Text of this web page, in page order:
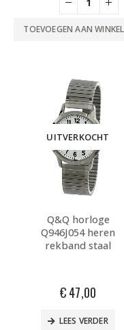
TOEVOEGEN AAN
UITVERKOCHT
Q&Q horloge
Q946J054 heren
rekband staal
€47,00
LEES VERDER